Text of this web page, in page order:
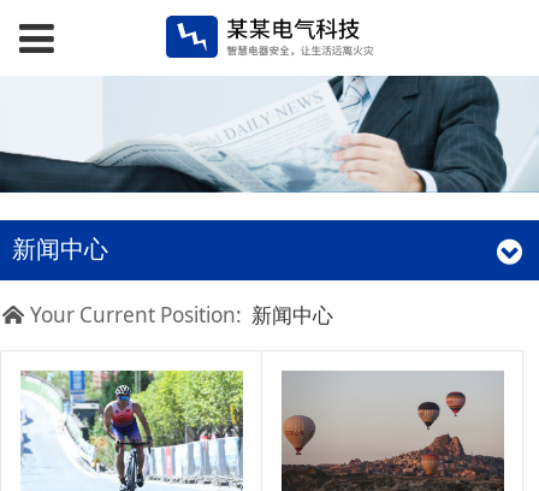
新闻中心
Your Current Position: 新闻中心